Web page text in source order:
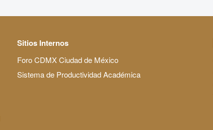
Sitios Internos
Foro CDMX Ciudad de México
Sistema de Productividad Académica